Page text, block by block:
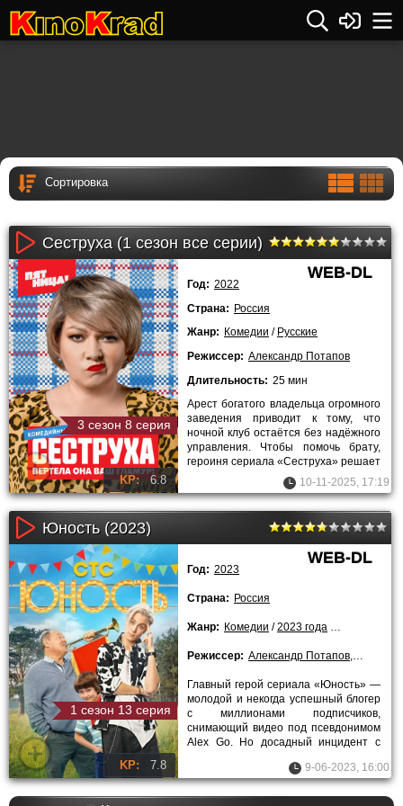
Сеструха (1 сезон все серии)
3 сезон 8 серия
KP: 6.8
WEB-DL
Год: 2022
Страна: Россия
Жанр: Комедии / Русские
Режиссер: Александр Потапов
Длительность: 25 мин
Арест богатого владельца огромного
заведения приводит к тому, что
ночной клуб остаётся без надёжного
управления. Чтобы помочь брату,
героиня сериала «Сеструха» решает
10-11-2025, 17:19
Юность (2023)
1 сезон 13 серия
KP: 7.8
WEB-DL
Год: 2023
Страна: Россия
Жанр: Комедии /2023 года Сериалы
Режиссер: Александр Потапов, Руслан
Главный герой сериала «Юность» —
молодой и некогда успешный блогер
с миллионами подписчиков,
снимающий видео под псевдонимом
Alex Go. Но досадный инцидент с
9-06-2023, 16:00